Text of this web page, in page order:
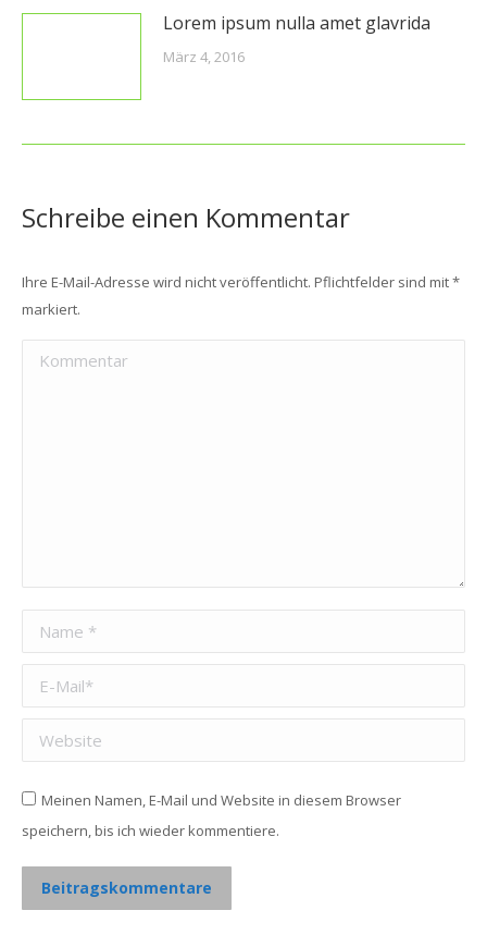
Lorem ipsum nulla amet glavrida
März 4, 2016
Schreibe einen Kommentar
Ihre E-Mail-Adresse wird nicht veröffentlicht. Pflichtfelder sind mit*
markiert.
Kommentar
Name *
E-Mail *
Website
Meinen Namen, E-Mail und Website in diesem Browser
speichern, bis ich wieder kommentiere.
Beitragskommentare